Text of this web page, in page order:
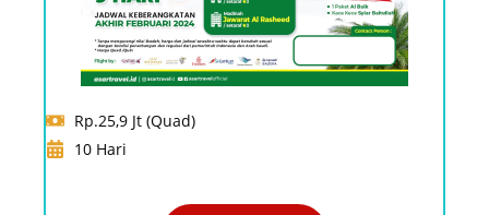
Rp.25,9 Jt (Quad)
10 Hari